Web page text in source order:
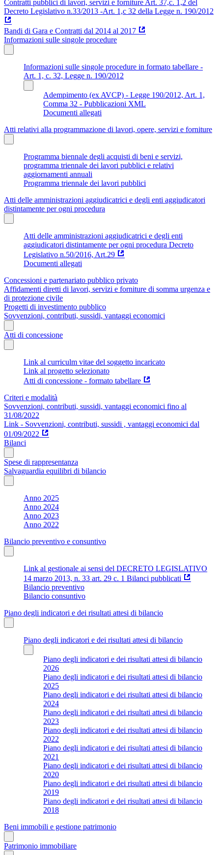
Contratti pubblici di lavori, servizi e forniture Art. 37,c. 1,2 del
Decreto Legislativo n.33/2013 -Art. 1,c 32 della Legge n. 190/2012
Bandi di Gara e Contratti dal 2014 al 2017
Informazioni sulle singole procedure
Informazioni sulle singole procedure in formato tabellare -
Art. 1, c. 32, Legge n. 190/2012
Adempimento (ex AVCP) - Legge 190/2012, Art. 1,
Comma 32 - Pubblicazioni XML
Documenti allegati
Atti relativi alla programmazione di lavori, opere, servizi e forniture
Programma biennale degli acquisti di beni e servizi,
programma triennale dei lavori pubblici e relativi
aggiornamenti annuali
Programma triennale dei lavori pubblici
Atti delle amministrazioni aggiudicatrici e degli enti aggiudicatori
distintamente per ogni procedura
Atti delle amministrazioni aggiudicatrici e degli enti
aggiudicatori distintamente per ogni procedura Decreto
Legislativo n.50/2016, Art.29
Documenti allegati
Concessioni e partenariato pubblico privato
Affidamenti diretti di lavori, servizi e forniture di somma urgenza e
di protezione civile
Progetti di investimento pubblico
Sovvenzioni, contributi, sussidi, vantaggi economici
Atti di concessione
Link al curriculm vitae del soggetto incaricato
Link al progetto selezionato
Atti di concessione - formato tabellare
Criteri e modalità
Sovvenzioni, contributi, sussidi, vantaggi economici fino al
31/08/2022
Link - Sovvenzioni, contributi, sussidi , vantaggi economici dal
01/09/2022
Bilanci
Spese di rappresentanza
Salvaguardia equilibri di bilancio
Anno 2025
Anno 2024
Anno 2023
Anno 2022
Bilancio preventivo e consuntivo
Link al gestionale ai sensi del DECRETO LEGISLATIVO
14 marzo 2013, n. 33 art. 29 c. 1 Bilanci pubblicati
Bilancio preventivo
Bilancio consuntivo
Piano degli indicatori e dei risultati attesi di bilancio
Piano degli indicatori e dei risultati attesi di bilancio
Piano degli indicatori e dei risultati attesi di bilancio
2026
Piano degli indicatori e dei risultati attesi di bilancio
2025
Piano degli indicatori e dei risultati attesi di bilancio
2024
Piano degli indicatori e dei risultati attesi di bilancio
2023
Piano degli indicatori e dei risultati attesi di bilancio
2022
Piano degli indicatori e dei risultati attesi di bilancio
2021
Piano degli indicatori e dei risultati attesi di bilancio
2020
Piano degli indicatori e dei risultati attesi di bilancio
2019
Piano degli indicatori e dei risultati attesi di bilancio
2018
Beni immobili e gestione patrimonio
Patrimonio immobiliare